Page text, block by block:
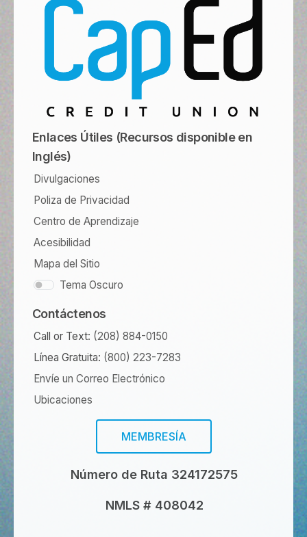
Enlaces Útiles (Recursos disponible en
Inglés)
Divulgaciones
Poliza de Privacidad
Centro de Aprendizaje
Acesibilidad
Mapa del Sitio
Tema Oscuro
Contáctenos
Call or Text: (208) 884-0150
Línea Gratuita: (800) 223-7283
Envíe un Correo Electrónico
Ubicaciones
MEMBRESÍA
Número de Ruta 324172575
NMLS # 408042